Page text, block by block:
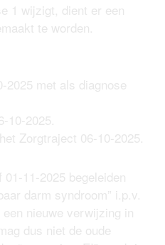
1 wijzigt, dient er een
te worden.
2025 met als diagnose
10-2025.
Zorgtraject 06-10-2025.
11-2025 begeleiden
darm syndroom” i.p.v.
nieuwe verwijzing in
dus niet de oude